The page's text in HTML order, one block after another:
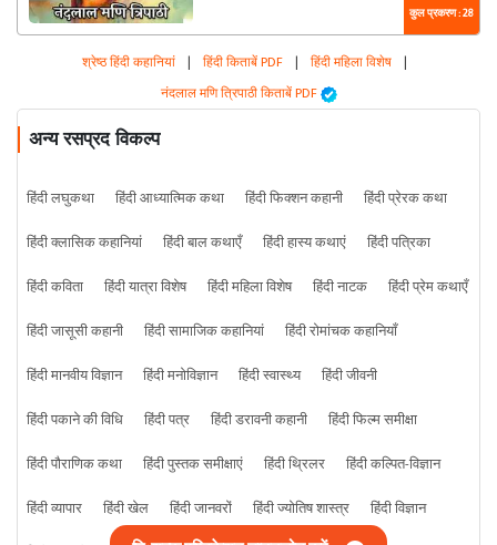
कुल प्रकरण : 28
श्रेष्ठ हिंदी कहानियां | हिंदी किताबें PDF | हिंदी महिला विशेष |
नंदलाल मणि त्रिपाठी किताबें PDF
अन्य रसप्रद विकल्प
हिंदी लघुकथा हिंदी आध्यात्मिक कथा हिंदी फिक्शन कहानी
हिंदी प्रेरक कथा
हिंदी क्लासिक कहानियां
हिंदी बाल कथाएँ हिंदी हास्य कथाएं
हिंदी पत्रिका
हिंदी कविता
हिंदी यात्रा विशेष हिंदी महिला विशेष हिंदी नाटक
हिंदी प्रेम कथाएँ
हिंदी जासूसी कहानी
हिंदी सामाजिक कहानियां
हिंदी रोमांचक कहानियाँ
हिंदी मानवीय विज्ञान
हिंदी मनोविज्ञान हिंदी स्वास्थ्य
हिंदी जीवनी
हिंदी पकाने की विधि
हिंदी पत्र हिंदी डरावनी कहानी
हिंदी फिल्म समीक्षा
हिंदी पौराणिक कथा
हिंदी पुस्तक समीक्षाएं हिंदी थ्रिलर
हिंदी कल्पित-विज्ञान
हिंदी व्यापार
हिंदी खेल हिंदी जानवरों हिंदी ज्योतिष शास्त्र
हिंदी विज्ञान